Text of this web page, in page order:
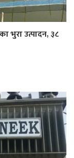
भुरा उत्पादन, ३८